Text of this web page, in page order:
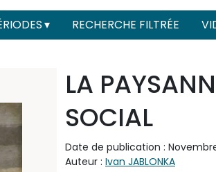
RECHERCHE FILTRÉE
LA
SOCIAL
Date de publication :
Auteur : Ivan JABLONKA